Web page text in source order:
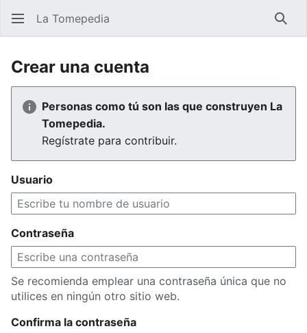
La Tomepedia
Crear una cuenta
Personas como tú son las que construyen La
Tomepedia.
Regístrate para contribuir.
Usuario
Contraseña
Se recomienda emplear una contraseña única que no
utilices en ningún otro sitio web.
Confirma la contraseña